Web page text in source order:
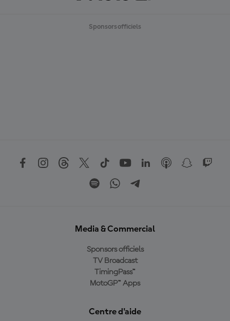
Sponsors officiels
Media & Commercial
Sponsors officiels
TV Broadcast
TimingPass™
MotoGP™ Apps
Centre d'aide